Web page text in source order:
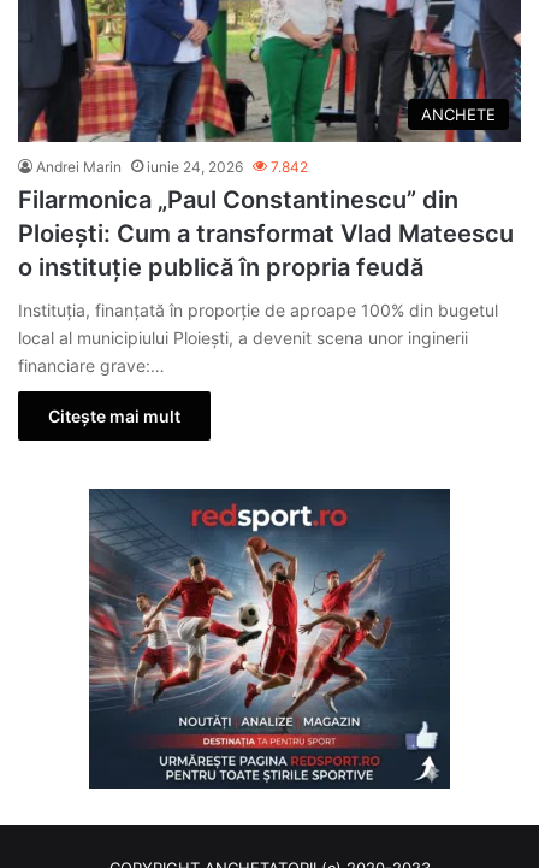
ANCHETE
Andrei Marin iunie 24, 2026 7.842
Filarmonica „Paul Constantinescu” din
Ploiești: Cum a transformat Vlad Mateescu
o instituție publică în propria feudă
Instituția, finanțată în proporție de aproape 100% din bugetul
local al municipiului Ploiești, a devenit scena unor inginerii
financiare grave:…
Citește mai mult